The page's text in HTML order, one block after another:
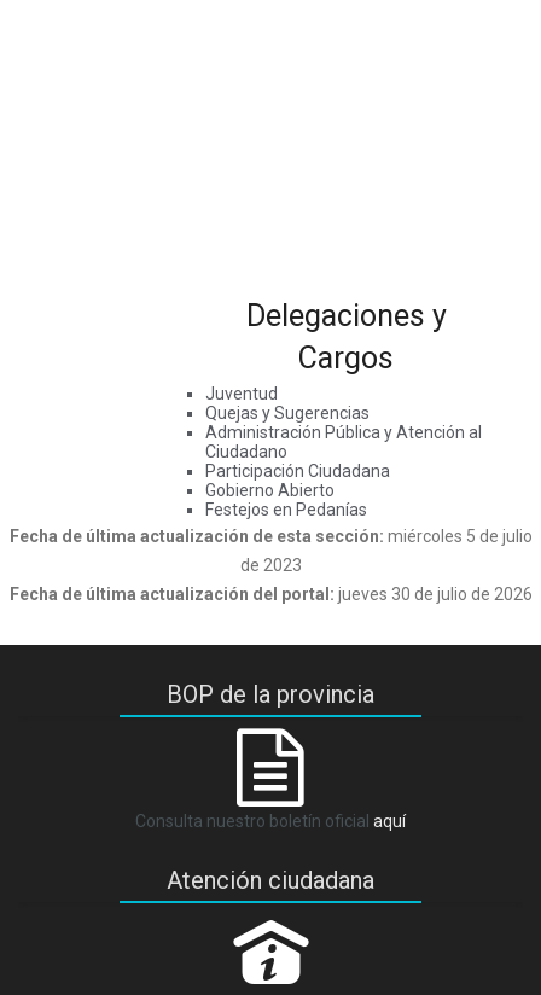
Delegaciones y
Cargos
Juventud
Quejas y Sugerencias
Administración Pública y Atención al
Ciudadano
Participación Ciudadana
Gobierno Abierto
Festejos en Pedanías
Fecha de última actualización de esta sección: miércoles 5 de julio
de 2023
Fecha de última actualización del portal: jueves 30 de julio de 2026
BOP de la provincia
Consulta nuestro boletín oficial aquí
Atención ciudadana
P